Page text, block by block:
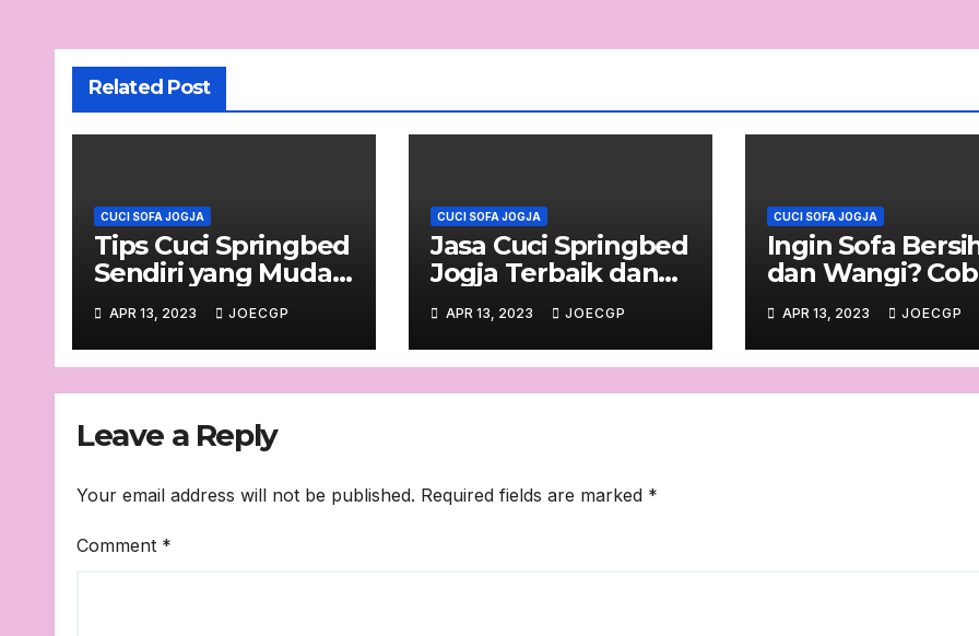
Related Post
CUCI SOFA JOGJA
Tips Cuci Springbed
Sendiri yang Mudah
APR 13, 2023 JOECGP
CUCI SOFA JOGJA
Jasa Cuci Springbed
Jogja Terbaik dan
APR 13, 2023 JOECGP
CUCI SOFA JOGJA
Ingin Sofa
dan Wangi?
APR 13, 2023 JOECGP
Leave a Reply
Your email address will not be published. Required fields are marked *
Comment *